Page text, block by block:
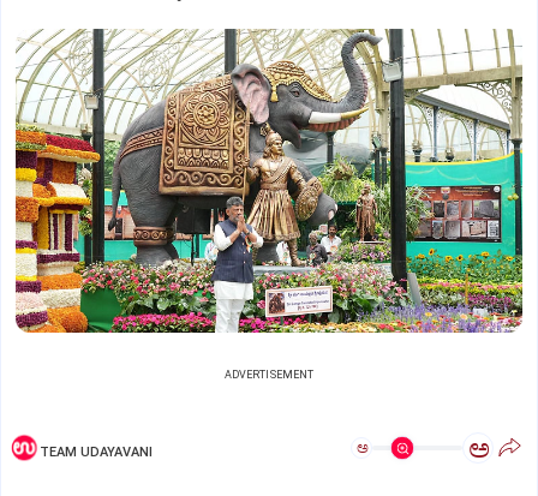
ADVERTISEMENT
TEAM UDAYAVANI ಅ ಅ